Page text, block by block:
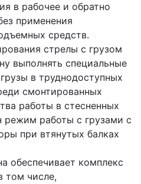
в рабочее и обратно
применения
средств.
стрелы с грузом
выполнять специальные
в труднодоступных
смонтированных
работы в стесненных
режим работы с грузами с
при втянутых балках
обеспечивает комплекс
том числе,